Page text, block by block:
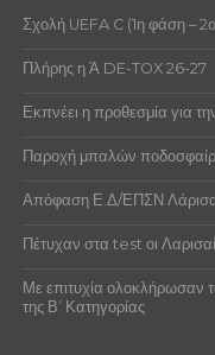
Σχολή UEFA C (1η φάση –
Πλήρης η Ά DE-TOX 26-27
Εκπνέει η προθεσμία για
Παροχή μπαλών
Απόφαση Ε.Δ/ΕΠΣΝ
Πέτυχαν στα test οι
Με επιτυχία ολοκλήρωσαν
της Β’ Κατηγορίας